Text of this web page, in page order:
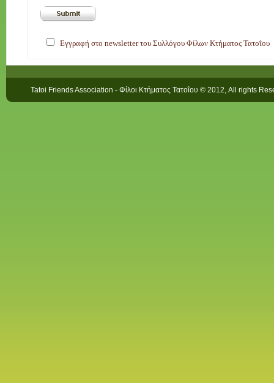
Εγγραφή στο newsletter του Συλλόγου Φίλων Κτήματος Τατοΐου
Tatoi Friends Association - Φίλοι Κτήματος Τατοΐου © 2012, All rights